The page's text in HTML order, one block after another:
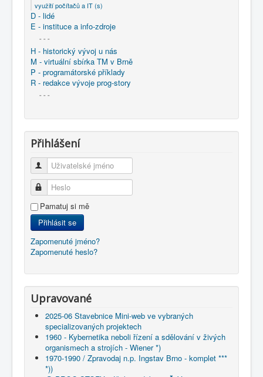
využití počítačů a IT (s)
D - lidé
E - instituce a info-zdroje
- - -
H - historický vývoj u nás
M - virtuální sbírka TM v Brně
P - programátorské příklady
R - redakce vývoje prog-story
- - -
Přihlášení
Uživatelské jméno
Heslo
Pamatuj si mě
Přihlásit se
Zapomenuté jméno?
Zapomenuté heslo?
Upravované
2025-06 Stavebnice Mini-web ve vybraných
specializovaných projektech
1960 - Kybernetika neboli řízení a sdělování v živých
organismech a strojích - Wiener *)
1970-1990 / Zpravodaj n.p. Ingstav Brno - komplet ***
*))